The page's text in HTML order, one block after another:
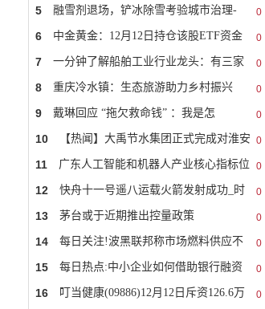
0
5 融雪剂退场，铲冰除雪考验城市治理-
0
6 中金黄金：12月12日持仓该股ETF资金
0
7 一分钟了解船舶工业行业龙头：有三家
0
8 重庆冷水镇：生态旅游助力乡村振兴
0
9 戴琳回应 “拖欠救命钱” ：我是怎
0
10 【热闻】大禹节水集团正式完成对淮安
0
11 广东人工智能和机器人产业核心指标位
0
12 快舟十一号遥八运载火箭发射成功_时
0
13 茅台或于近期推出控量政策
0
14 每日关注!波黑联邦称市场燃料供应不
0
15 每日热点:中小企业如何借助银行融资
0
16 叮当健康(09886)12月12日斥资126.6万